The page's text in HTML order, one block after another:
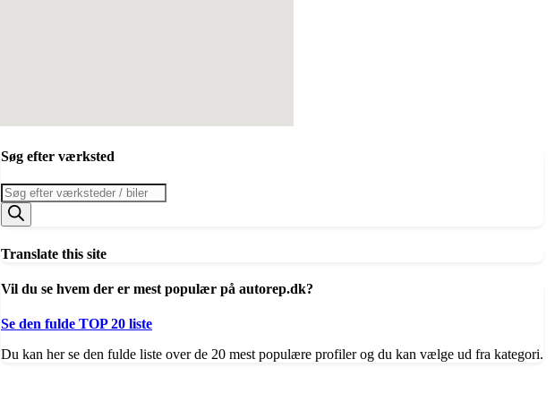
Søg efter værksted
Products
search
Translate this site
Vil du se hvem der er mest populær på autorep.dk?
Se den fulde TOP 20 liste
Du kan her se den fulde liste over de 20 mest populære profiler og du kan vælge ud fra kategori.